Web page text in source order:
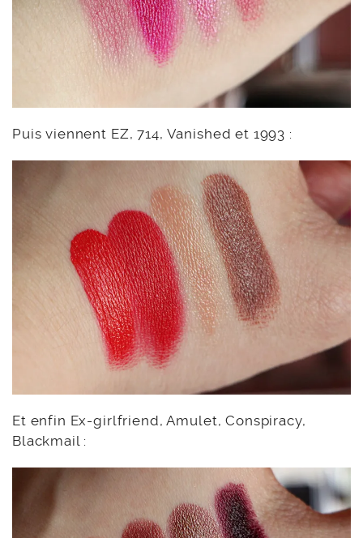
Puis viennent EZ, 714, Vanished et 1993 :
Et enfin Ex-girlfriend, Amulet, Conspiracy,
Blackmail :